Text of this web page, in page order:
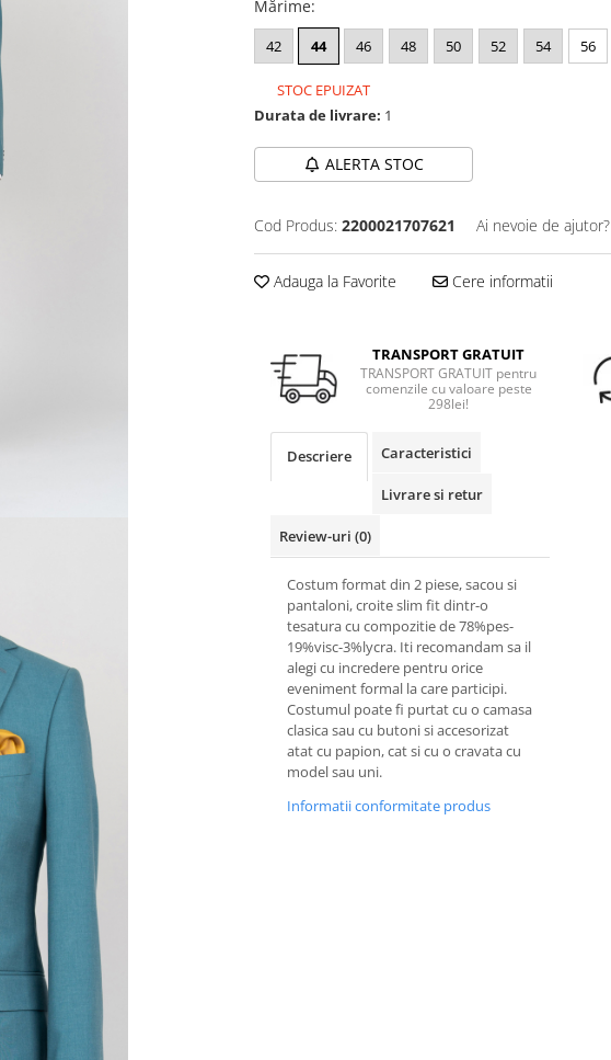
Mărime:
42 44 46 48 50 52 54 56
STOC EPUIZAT
Durata de livrare: 1
ALERTA STOC
Cod Produs: 2200021707621 Ai nevoie de ajutor?
Adauga la Favorite Cere informatii
TRANSPORT GRATUIT
TRANSPORT GRATUIT pentru
comenzile cu valoare peste
298lei!
Descriere Caracteristici
Livrare si retur
Review-uri (0)
Costum format din 2 piese, sacou si
pantaloni, croite slim fit dintr-o
tesatura cu compozitie de 78%pes-
19%visc-3%lycra. Iti recomandam sa il
alegi cu incredere pentru orice
eveniment formal la care participi.
Costumul poate fi purtat cu o camasa
clasica sau cu butoni si accesorizat
atat cu papion, cat si cu o cravata cu
model sau uni.
Informatii conformitate produs